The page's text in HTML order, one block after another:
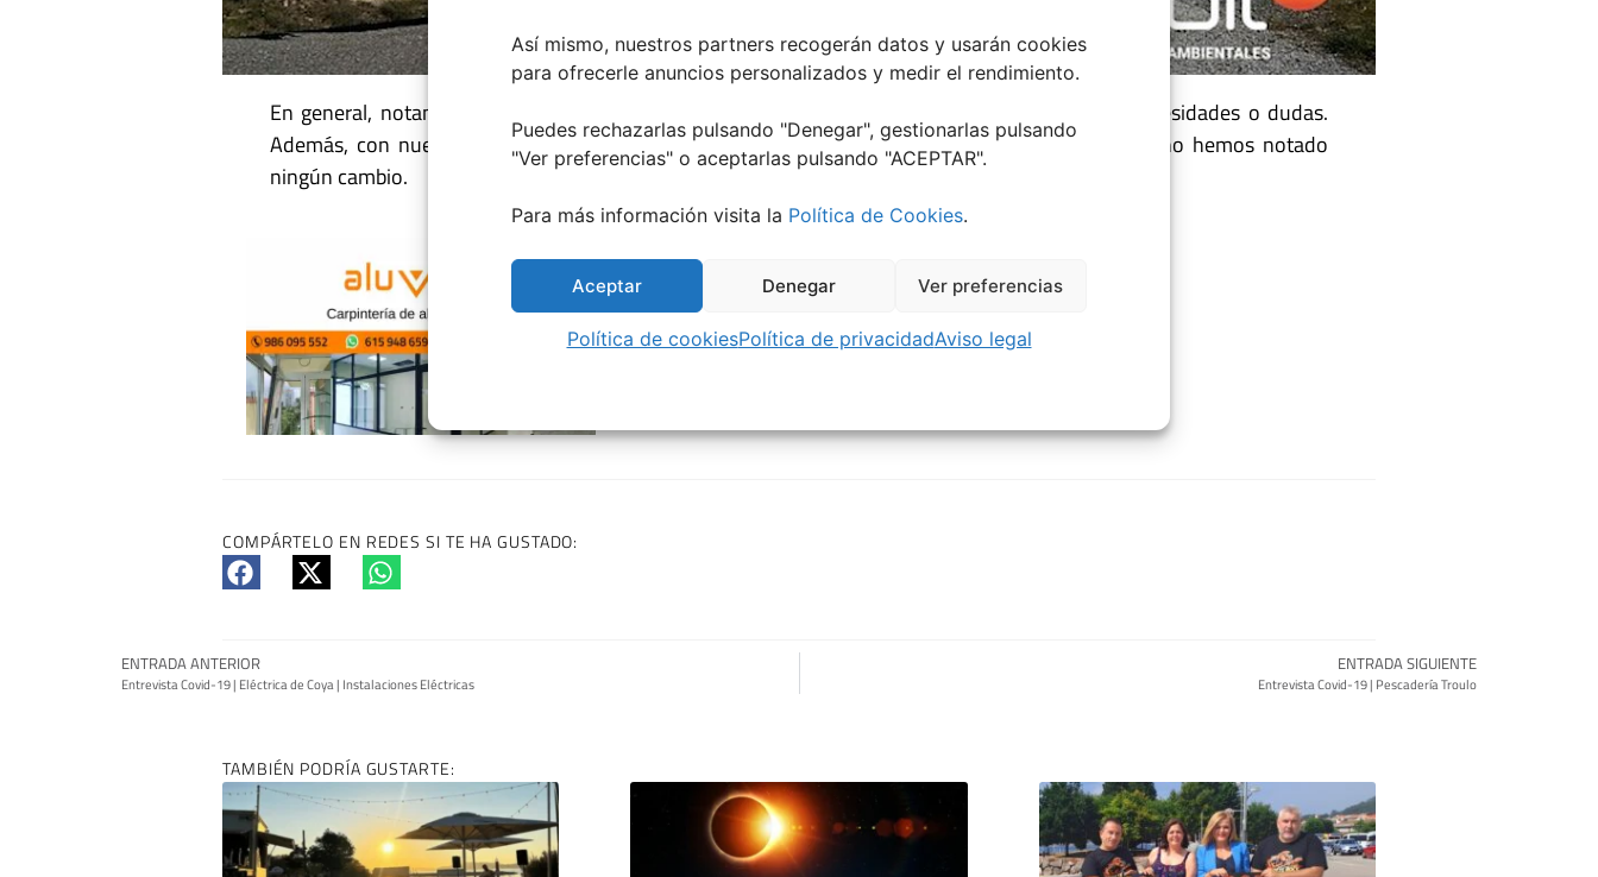
Así mismo, nuestros partners recogerán datos y usarán cookies
para ofrecerle anuncios personalizados y medir el rendimiento.
Puedes rechazarlas pulsando "Denegar", gestionarlas pulsando
"Ver preferencias" o aceptarlas pulsando "ACEPTAR".
Para más información visita la Política de Cookies.
Aceptar Denegar Ver preferencias
Política de cookiesPolítica de privacidadAviso legal
En general, notamos tranquilidad entre todos nuestros clientes y no hemos notado nuevas necesidades o dudas.
Además, con nuestras medidas de higiene y seguridad les aportamos tranquilidad, por lo que no hemos notado
ningún cambio.
COMPÁRTELO EN REDES SI TE HA GUSTADO:
ENTRADA ANTERIOR
Entrevista Covid-19 | Eléctrica de Coya | Instalaciones Eléctricas
ENTRADA SIGUIENTE
Entrevista Covid-19 | Pescadería Troulo
TAMBIÉN PODRÍA GUSTARTE: